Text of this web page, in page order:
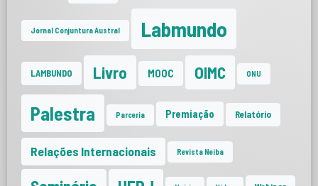
Jornal Conjuntura Austral Labmundo
LAMBUNDO Livro MOOC OIMC ONU
Palestra Parceria Premiação Relatório
Relações Internacionais Revista Neiba